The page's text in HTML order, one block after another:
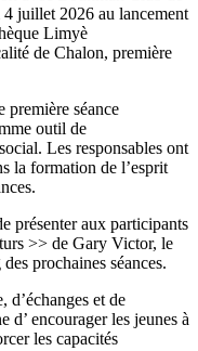
juillet 2026 au lancement
Limyè
de Chalon, première
première séance
outil de
Les responsables ont
la formation de l’esprit
présenter aux participants
>> de Gary Victor, le
prochaines séances.
d’échanges et de
encourager les jeunes à
les capacités